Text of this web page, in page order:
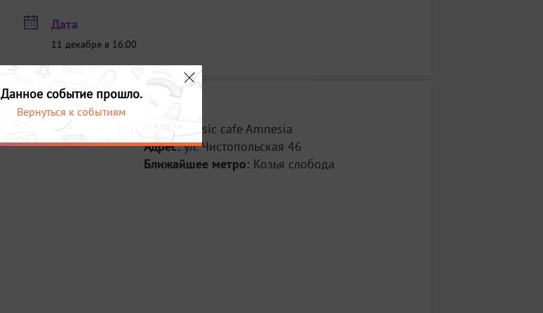
Дата
11 декабря в 16:00
Место:
Music cafe Amnesia
Адрес:ул. Чистопольская 46
Ближайшее метро: Козья слобода
Данное событие прошло.
Вернуться к событиям